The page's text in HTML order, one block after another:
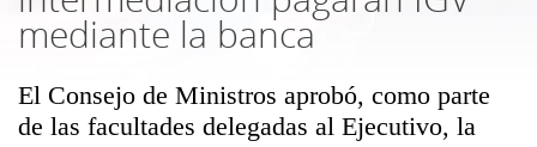
mediante la banca
El Consejo de Ministros aprobó, como parte
de las facultades delegadas al Ejecutivo, la